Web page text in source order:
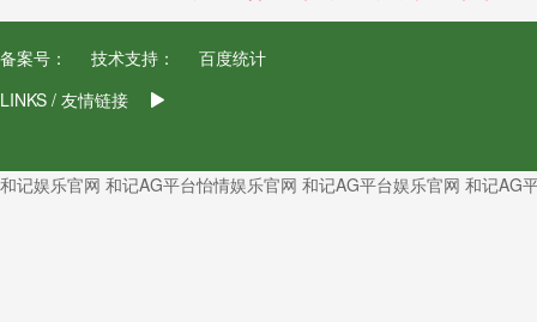
备案号： 技术支持：
百度统计
LINKS / 友情链接
和记娱乐官网 和记AG平台怡情娱乐官网 和记AG平台娱乐官网 和记AG